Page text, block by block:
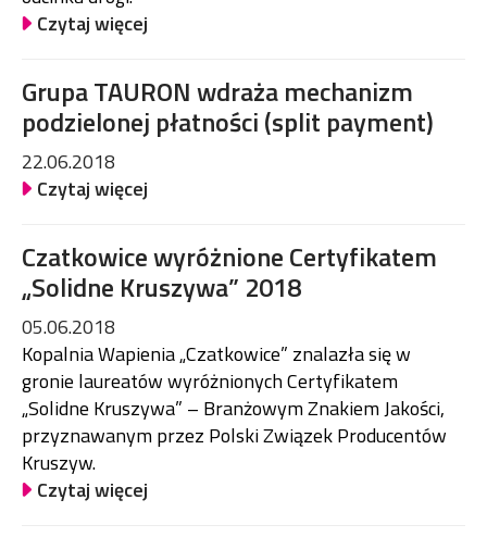
Czytaj więcej
Grupa TAURON wdraża mechanizm
podzielonej płatności (split payment)
22.06.2018
Czytaj więcej
Czatkowice wyróżnione Certyfikatem
„Solidne Kruszywa” 2018
05.06.2018
Kopalnia Wapienia „Czatkowice” znalazła się w
gronie laureatów wyróżnionych Certyfikatem
„Solidne Kruszywa” – Branżowym Znakiem Jakości,
przyznawanym przez Polski Związek Producentów
Kruszyw.
Czytaj więcej